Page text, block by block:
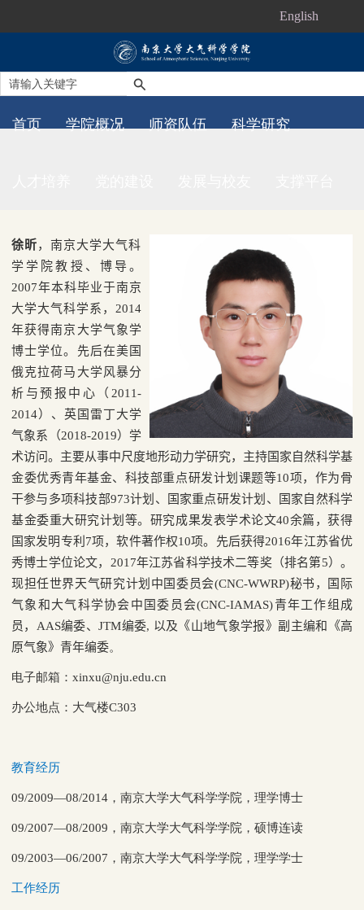
English
首页 学院概况 师资队伍 科学研究
徐昕，南京大学大气科
学学院教授、博导。
2007年本科毕业于南京
大学大气科学系， 2014
年获得南京大学气象学
博士学位。先后在美国
俄克拉荷马大学风暴分
析与预报中心（2011-
2014）、 英国雷丁大学
气象系（2018-2019）学
术访问。 主要从事中尺度地形动力学研究，主持国家自然科学基
金委优秀青年基金、科技部重点研发计划课题等10项，作为骨
干参与多项科技部973计划、国家重点研发计划、国家自然科学
基金委重大研究计划等。研究成果发表学术论文40余篇，获得
国家发明专利7项，软件著作权10项。先后获得2016年江苏省优
秀博士学位论文， 2017年江苏省科学技术二等奖（排名第5）。
现担任世界天气研究计划中国委员会(CNC-WWRP)秘书，国际
气象和大气科学协会中国委员会(CNC-IAMAS)青年工作组成
员，AAS编委、JTM编委, 以及《山地气象学报》副主编和《高
原气象》青年编委。
电子邮箱：xinxu@nju.edu.cn
办公地点：大气楼C303
教育经历
09/2009—08/2014 ， 南京大学大气科学学院，理学博士
09/2007—08/2009，南京大学大气科学学院，硕博连读
09/2003—06/2007 ， 南京大学大气科学学院，理学学士
工作经历